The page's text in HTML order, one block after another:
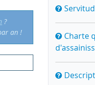
Charte
?
an !